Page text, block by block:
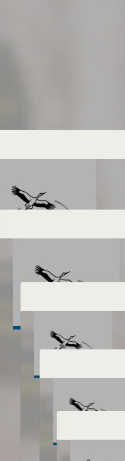
Sie sehen,
Infos und